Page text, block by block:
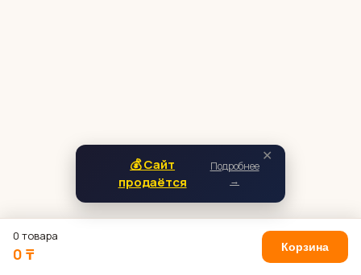
✕
💰 Сайт
продаётся
Подробнее
→
0 товара
0 ₸ Корзина